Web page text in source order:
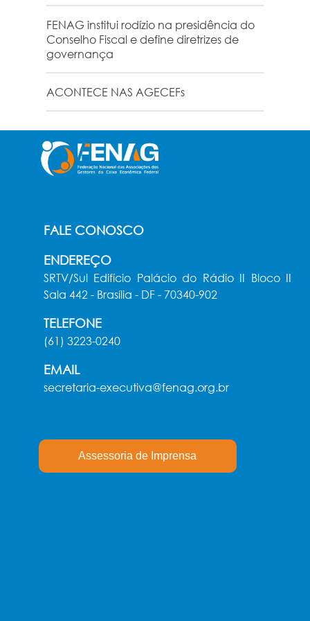
FENAG institui rodízio na presidência do
Conselho Fiscal e define diretrizes de
governança
ACONTECE NAS AGECEFs
FALE CONOSCO
ENDEREÇO
SRTV/Sul Edifício Palácio do Rádio II Bloco II
Sala 442 - Brasília - DF - 70340-902
TELEFONE
(61) 3223-0240
EMAIL
secretaria-executiva@fenag.org.br
Assessoria de Imprensa